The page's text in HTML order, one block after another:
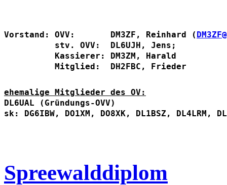
Vorstand: OVV:       DM3ZF, Reinhard (
          stv. OVV:  DL6UJH, Jens;
          Kassierer: DM3ZM, Harald
          Mitglied:  DH2FBC, Frieder
ehemalige Mitglieder des OV:
DL6UAL (Gründungs-OVV)
sk: DG6IBW, DO1XM, DO8XK, DL1BSZ, DL4LRM,
Spreewalddiplom